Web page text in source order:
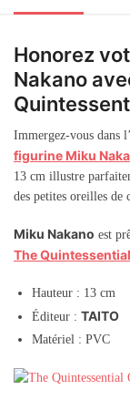
Honorez
Nakano
Immergez-vous dans
figurine Miku
13 cm illustre
des petites oreilles de
Miku Nakano est
The
Hauteur : 13 cm
Éditeur : TAITO
Matériel : PVC